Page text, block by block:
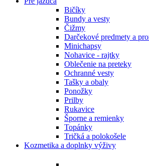
Bičíky
Bundy a vesty
Čižmy
Darčekové predmety a
Minichapsy
Nohavice - rajtky
Oblečenie na preteky
Ochranné vesty
Tašky a obaly
Ponožky
Prilby
Rukavice
Šporne a remienky
Topánky
Tričká a polokošele
Kozmetika a doplnky výživy